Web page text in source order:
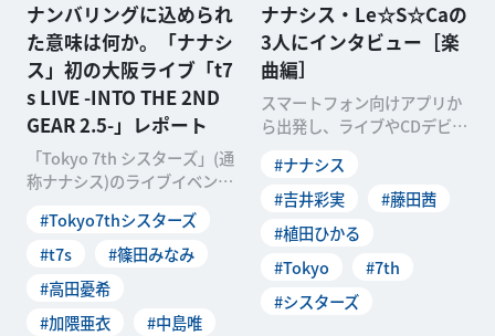
ナンバリングに込められ
た意味は何か。「ナナシ
ス」初の大阪ライブ「t7
s LIVE -INTO THE 2ND
GEAR 2.5-」レポート
「Tokyo 7th シスターズ」(通
称ナナシス)のライブイベント
#Tokyo7thシスターズ
#t7s
#篠田みなみ
#高田憂希
#加隈亜衣
#中島唯
ナナシス・Le☆S☆Caの
3人にインタビュー［楽
曲編］
スマートフォン向けアプリか
ら出発し、ライブやCDデビュ
でも注目が高まりつつ
#ナナシス
#吉井彩実
#藤田茜
#植田ひかる
#Tokyo
#7th
#シスターズ